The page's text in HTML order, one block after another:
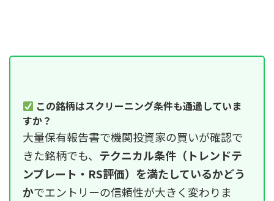
この銘柄はスクリーニング条件も通過していま
すか？
大量保有報告書で機関投資家の買いが確認で
きた銘柄でも、 テクニカル条件（トレンドテ
ンプレート・RS評価）を満たしているかどう
かでエントリーの信頼性が大きく変わりま